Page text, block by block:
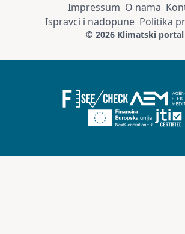
Impressum O nama
Ispravci i nadopune Politika
© 2026 Klimatski portal